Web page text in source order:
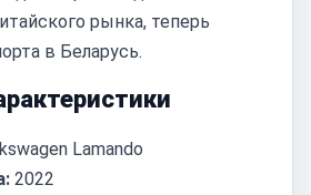
рынка, теперь
в Беларусь.
Lamando
2022